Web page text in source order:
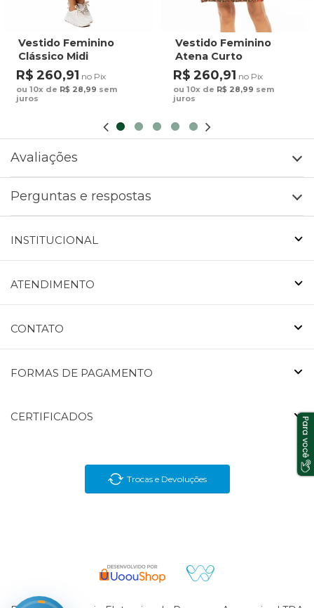
Vestido Feminino
Clássico Midi
Estampado Maxi
Arara Fundo Azul
R$ 260,91 no Pix
ou 10x de R$ 28,99 sem
juros
Vestido Feminino
Atena Curto
Estampado Cocares
Barrado Fundo Verde
R$ 260,91 no Pix
ou 10x de R$ 28,99 sem
juros
Avaliações
Perguntas e respostas
INSTITUCIONAL
ATENDIMENTO
CONTATO
FORMAS DE PAGAMENTO
CERTIFICADOS
Trocas e Devoluções